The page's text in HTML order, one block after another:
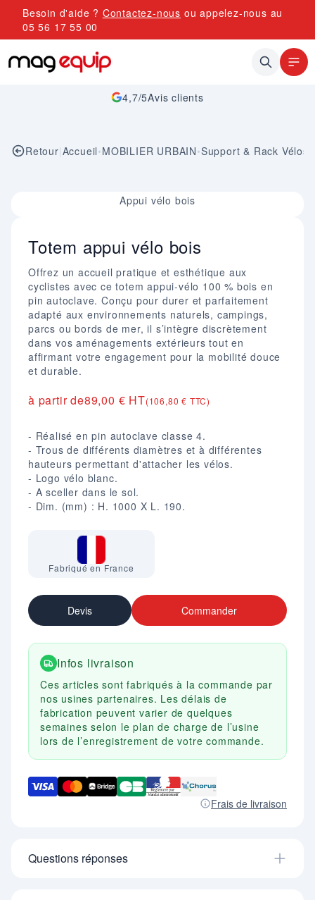
Allez au contenu
Besoin d'aide ? Contactez-nous ou appelez-nous au
05 56 17 55 00
4,7/5Avis clients
Retour|Accueil•MOBILIER URBAIN•Support & Rack Vélos
Appui vélo bois
Totem appui vélo bois
Offrez un accueil pratique et esthétique aux
cyclistes avec ce totem appui-vélo 100 % bois en
pin autoclave. Conçu pour durer et parfaitement
adapté aux environnements naturels, campings,
parcs ou bords de mer, il s’intègre discrètement
dans vos aménagements extérieurs tout en
affirmant votre engagement pour la mobilité douce
et durable.
à partir de89,00 € HT(106,80 € TTC)
- Réalisé en pin autoclave classe 4.
- Trous de différents diamètres et à différentes
hauteurs permettant d'attacher les vélos.
- Logo vélo blanc.
- A sceller dans le sol.
- Dim. (mm) : H. 1000 X L. 190.
Fabriqué en France
Devis Commander
Infos livraison
Ces articles sont fabriqués à la commande par
nos usines partenaires. Les délais de
fabrication peuvent varier de quelques
semaines selon le plan de charge de l’usine
lors de l’enregistrement de votre commande.
Frais de livraison
Questions réponses